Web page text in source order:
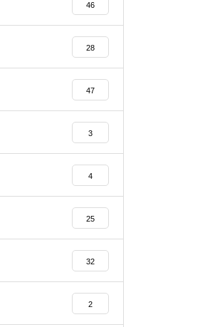
46
28
47
3
4
25
32
2